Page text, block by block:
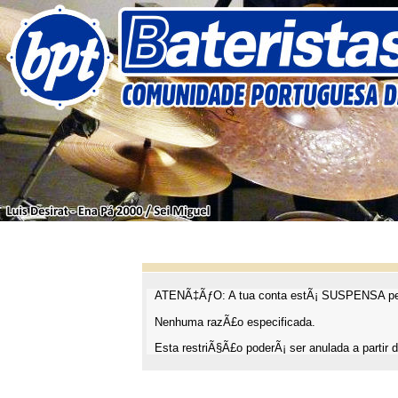
ATENÃ‡ÃƒO: A tua conta estÃ¡ SUSPENSA
Nenhuma razÃ£o especificada.
Esta restriÃ§Ã£o poderÃ¡ ser anulada a partir